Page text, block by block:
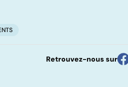
Retrouvez-nous sur